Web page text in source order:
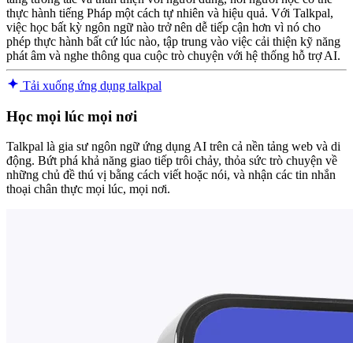
thực hành tiếng Pháp một cách tự nhiên và hiệu quả. Với Talkpal,
việc học bất kỳ ngôn ngữ nào trở nên dễ tiếp cận hơn vì nó cho
phép thực hành bất cứ lúc nào, tập trung vào việc cải thiện kỹ năng
phát âm và nghe thông qua cuộc trò chuyện với hệ thống hỗ trợ AI.
Tải xuống ứng dụng talkpal
Học mọi lúc mọi nơi
Talkpal là gia sư ngôn ngữ ứng dụng AI trên cả nền tảng web và di
động. Bứt phá khả năng giao tiếp trôi chảy, thỏa sức trò chuyện về
những chủ đề thú vị bằng cách viết hoặc nói, và nhận các tin nhắn
thoại chân thực mọi lúc, mọi nơi.